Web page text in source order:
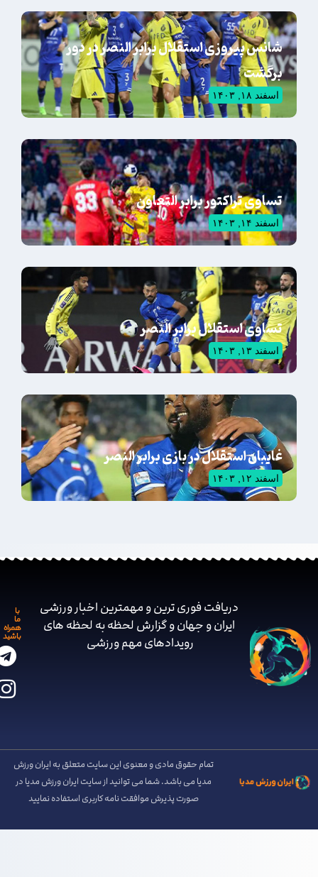
شانس پیروزی استقلال برابر النصر در دور
برگشت
اسفند ۱۸, ۱۴۰۳
تساوی تراکتور برابر التعاون
اسفند ۱۴, ۱۴۰۳
تساوی استقلال برابر النصر
اسفند ۱۳, ۱۴۰۳
غایبان استقلال در بازی برابر النصر
اسفند ۱۲, ۱۴۰۳
دریافت فوری ترین و مهمترین اخبار ورزشی
ایران و جهان و گزارش لحظه به لحظه های
رویدادهای مهم ‌ورزشی
همراه
باشید
تمام حقوق مادی و معنوی این سایت متعلق به ایران ورزش
مدیا می باشد. شما می توانید از سایت ایران ورزش مدیا در
صورت پذیرش موافقت نامه کاربری استفاده نمایید